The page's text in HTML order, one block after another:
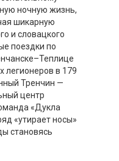
ночную жизнь,
шикарную
и словацкого
поездки по
легионеров в 179
Тренчин —
центр
«Дукла
«утирает носы»
становясь